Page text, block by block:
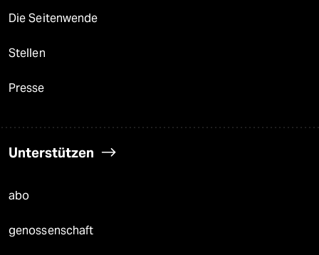
Die Seitenwende
Stellen
Presse
Unterstützen
abo
genossenschaft